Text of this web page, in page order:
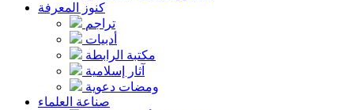
كنوز المعرفة
تراجم
أدبيات
مكتبة الرابطة
آثار إسلامية
ومضات دعوية
صناعة العلماء